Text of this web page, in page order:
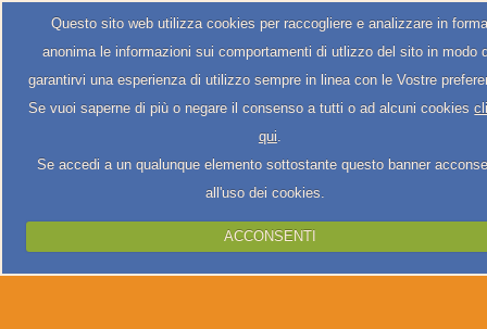
Questo sito web utilizza cookies per raccogliere e analizzare in
anonima le informazioni sui comportamenti di utlizzo del sito in modo
garantirvi una esperienza di utilizzo sempre in linea con le Vostre
Se vuoi saperne di più o negare il consenso a tutti o ad alcuni cookies
qui.
Se accedi a un qualunque elemento sottostante questo banner
all'uso dei cookies.
ACCONSENTI